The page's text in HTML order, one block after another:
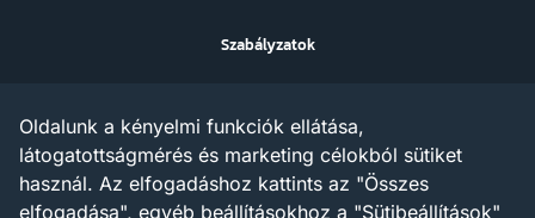
Az ezen a weboldalon megjelenő szövegek, grafikák, képek,
hangfelvételek, video anyagok vagy egyéb tartalmak szerzői jogi
védelem alatt állnak.
Az X AND A Kft. minden jogot fenntart a tartalommal
Szabályzatok
Oldalunk a kényelmi funkciók ellátása,
látogatottságmérés és marketing célokból sütiket
használ. Az elfogadáshoz kattints az "Összes
elfogadása", egyéb beállításokhoz a "Sütibeállítások"